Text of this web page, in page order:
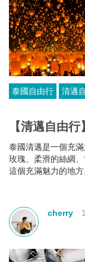
這趟壯麗的大旅
樂 " 景點。
泰國自由行 清邁
【清邁自由
泰國清邁是一個充
玫瑰、柔滑的絲綢
這個充滿魅力的地
cherry